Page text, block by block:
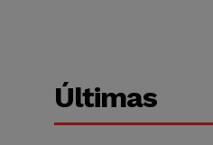
Últimas